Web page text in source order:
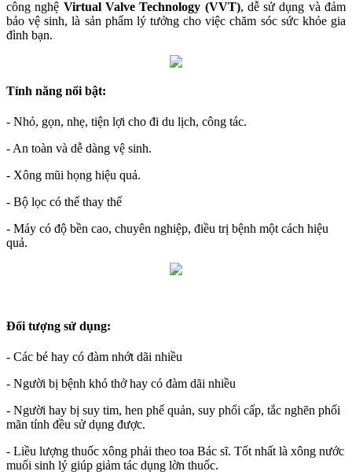
công nghệ Virtual Valve Technology (VVT), dễ sử dụng và đảm
bảo vệ sinh, là sản phẩm lý tưởng cho việc chăm sóc sức khỏe gia
đình bạn.
Tính năng nổi bật:
- Nhỏ, gọn, nhẹ, tiện lợi cho đi du lịch, công tác.
- An toàn và dễ dàng vệ sinh.
- Xông mũi họng hiệu quả.
- Bộ lọc có thể thay thế
- Máy có độ bền cao, chuyên nghiệp, điều trị bệnh một cách hiệu
quả.
Đối tượng sử dụng:
- Các bé hay có đàm nhớt dãi nhiều
- Người bị bệnh khó thở hay có đàm dãi nhiều
- Người hay bị suy tim, hen phế quản, suy phổi cấp, tắc nghẽn phối
mãn tính đều sử dụng được.
- Liều lượng thuốc xông phải theo toa Bác sĩ. Tốt nhất là xông nước
muối sinh lý giúp giảm tác dụng lờn thuốc.